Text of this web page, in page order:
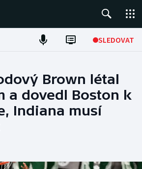
SLEDOVAT
Brown létal
a dovedl Boston k
Indiana musí